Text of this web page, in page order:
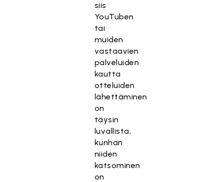
siis
YouTuben
tai
muiden
vastaavien
palveluiden
kautta
otteluiden
lähettäminen
on
täysin
luvallista,
kunhan
niiden
katsominen
on